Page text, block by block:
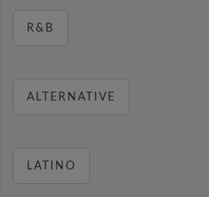
R&B
ALTERNATIVE
LATINO